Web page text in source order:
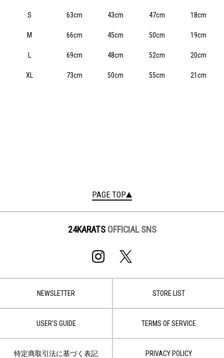
S 63cm 43cm 47cm 18cm
M 66cm 45cm 50cm 19cm
L 69cm 48cm 52cm 20cm
XL 73cm 50cm 55cm 21cm
PAGE TOP
24KARATS OFFICIAL SNS
NEWSLETTER STORE LIST
USER'S GUIDE TERMS OF SERVICE
特定商取引法に基づく表記 PRIVACY POLICY